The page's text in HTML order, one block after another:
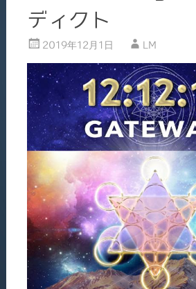
ディクト
2019年12月1日 LM